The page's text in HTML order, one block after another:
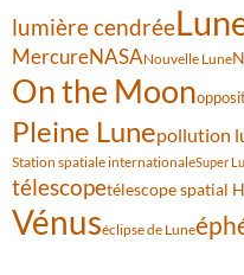
lumière cendrée
MercureNASANouvelle Lune
On the Moon
Pleine Lunepollution
Station spatiale internationaleSuper
télescopetélescope spatial
Vénuséclipse de Lune